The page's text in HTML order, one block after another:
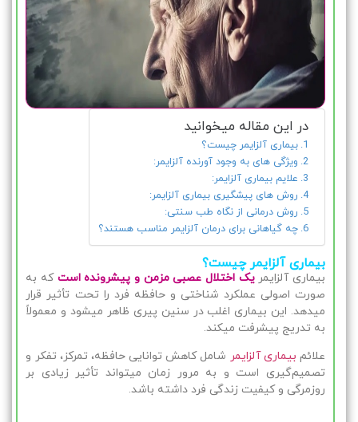
در این مقاله میخوانید
بیماری آلزایمر چیست؟
ویژگی های به وجود آورنده آلزایمر:
علایم بیماری آلزایمر:
روش های پیشگیری بیماری آلزایمر:
روش درمانی از نگاه طب سنتی:
چه گیاهانی برای درمان آلزایمر مناسب هستند؟
بیماری آلزایمر چیست؟
بیماری آلزایمر یک اختلال عصبی مزمن و پیشرونده است که به
صورت اصولی عملکرد شناختی و حافظه فرد را تحت تأثیر قرار
میدهد. این بیماری اغلب در سنین پیری ظاهر میشود و معمولاً
به تدریج پیشرفت میکند.
علائم بیماری آلزایمر شامل کاهش توانایی حافظه، تمرکز، تفکر و
تصمیم‌گیری است و به مرور زمان میتواند تأثیر زیادی بر
روزمرگی و کیفیت زندگی فرد داشته باشد.